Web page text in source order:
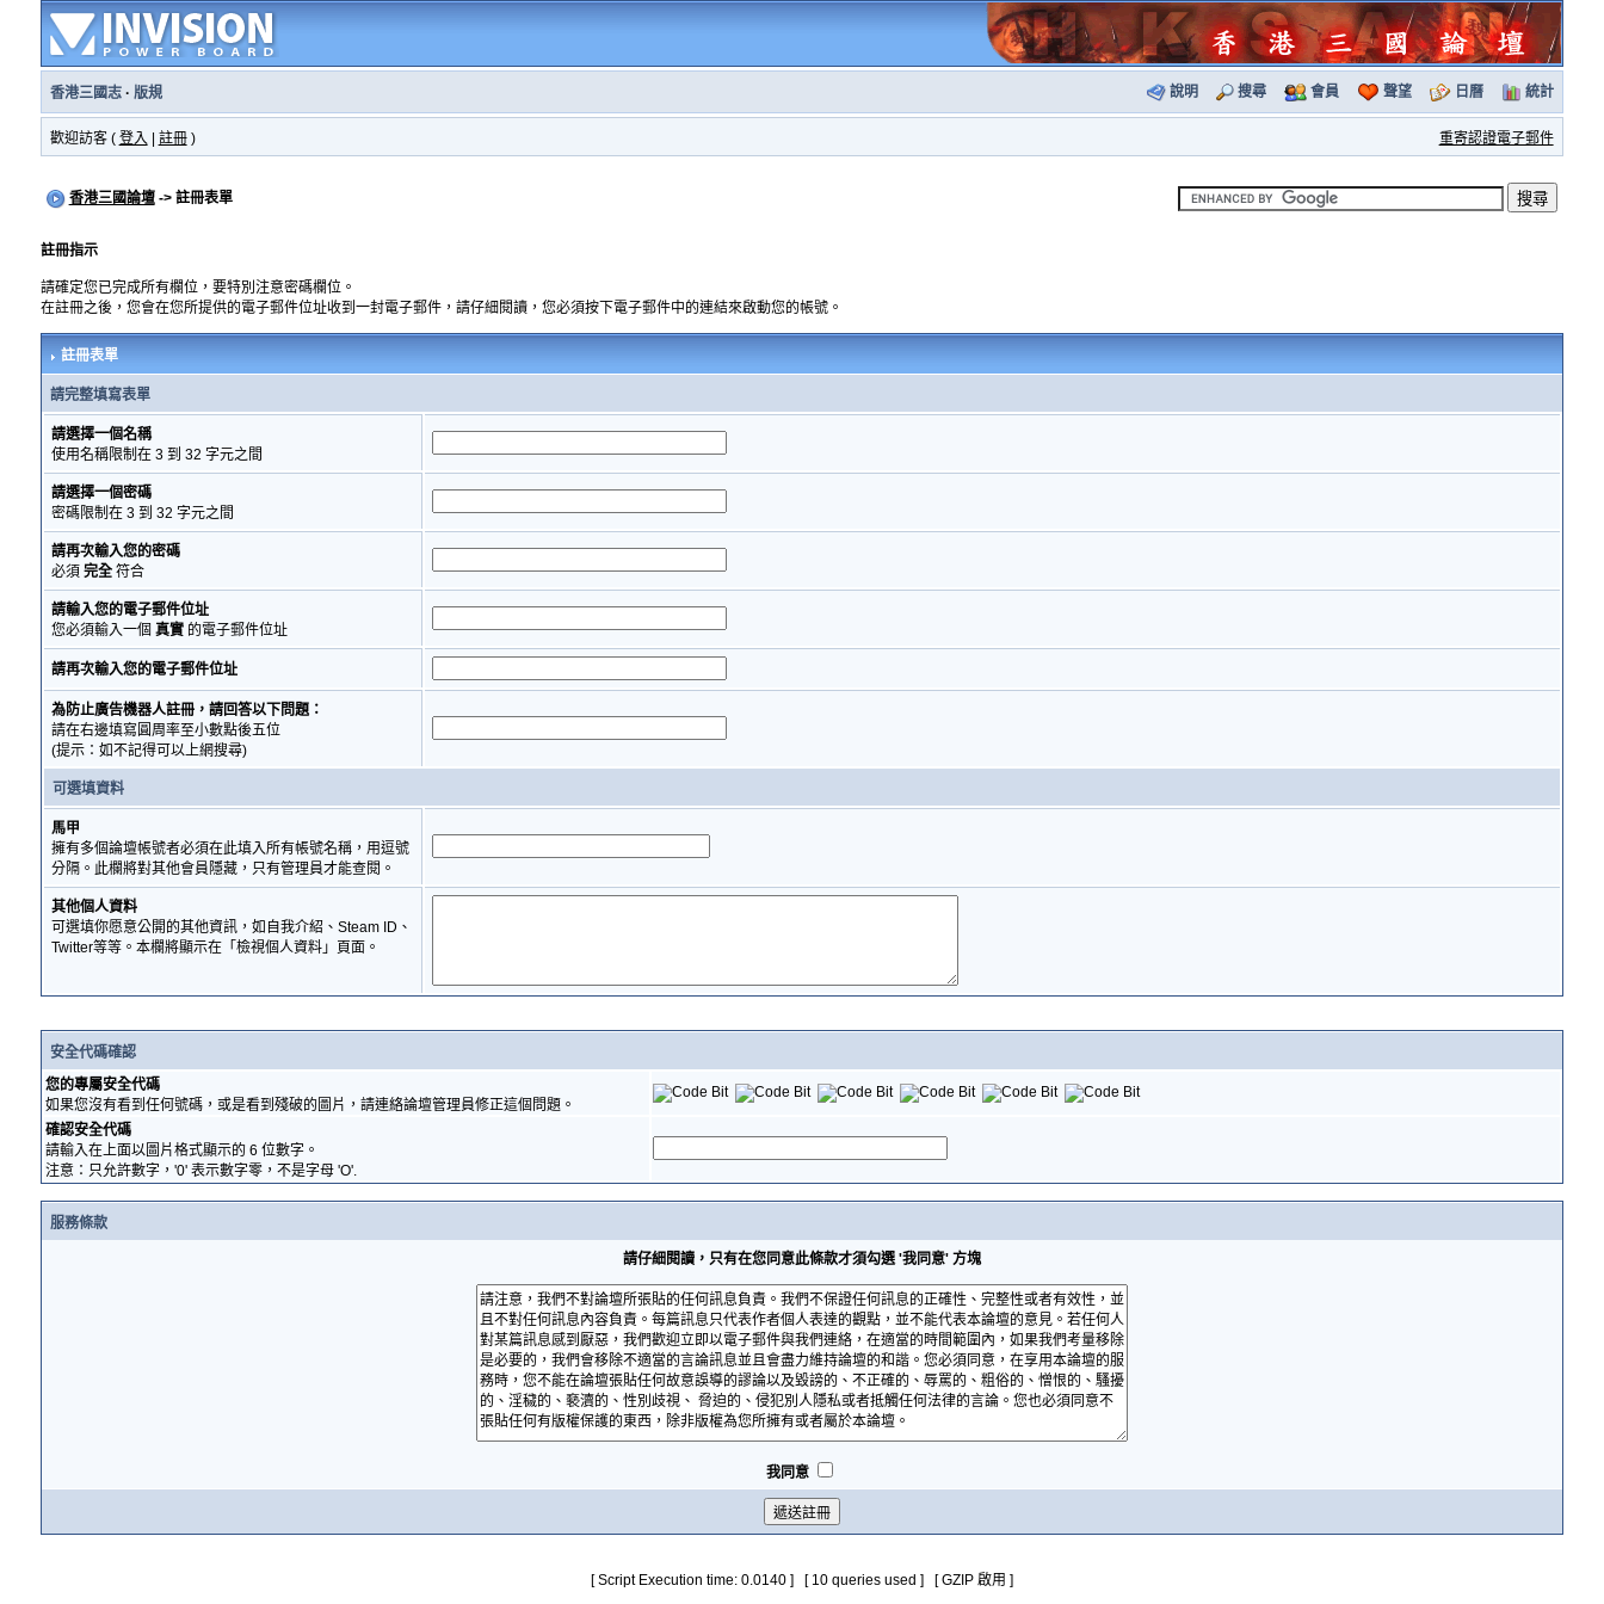
香港三國志· 版規 說明 搜尋 會員 聲望 日曆 統計
歡迎訪客 ( 登入 註冊) 重寄認證電子郵件
香港三國論壇-> 註冊表單
註冊指示
請確定您已完成所有欄位，要特別注意密碼欄位。
在註冊之後，您會在您所提供的電子郵件位址收到一封電子郵件，請仔細閱讀，您必須按下電子郵件中的連結來啟動您的帳號。
註冊表單
請完整填寫表單
請選擇一個名稱
使用名稱限制在 3 到 32 字元之間
請選擇一個密碼
密碼限制在 3 到 32 字元之間
請再次輸入您的密碼
必須 完全符合
請輸入您的電子郵件位址
您必須輸入一個 真實的電子郵件位址
請再次輸入您的電子郵件位址
為防止廣告機器人註冊，請回答以下問題：
請在右邊填寫圓周率至小數點後五位
(提示：如不記得可以上網搜尋)
可選填資料
馬甲
擁有多個論壇帳號者必須在此填入所有帳號名稱，用逗號
分隔。此欄將對其他會員隱藏，只有管理員才能查閱。
其他個人資料
可選填你愿意公開的其他資訊，如自我介紹、Steam ID、
Twitter等等。本欄將顯示在「檢視個人資料」頁面。
安全代碼確認
您的專屬安全代碼
如果您沒有看到任何號碼，或是看到殘破的圖片，請連絡論壇管理員修正這個問題。
確認安全代碼
請輸入在上面以圖片格式顯示的 6 位數字。
注意：只允許數字，'0' 表示數字零，不是字母 'O'.
服務條款
請仔細閱讀，只有在您同意此條款才須勾選 '我同意' 方塊
我同意
[ Script Execution time: 0.0140 ] [ 10 queries used ] [ GZIP 啟用 ]